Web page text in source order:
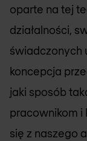
oparte na tej
działalności,
świadczonych
koncepcja
jaki sposób
pracownikom i
się z naszego